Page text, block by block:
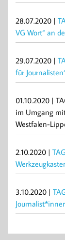
28.07.2020 |
VG Wort“ an
29.07.2020 |
für
01.10.2020 |
im Umgang
Westfalen-
2.10.2020 |
3.10.2020 |